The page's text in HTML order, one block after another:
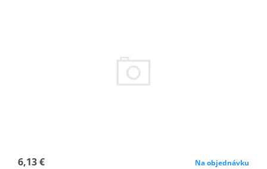
6,13 € Na objednávku